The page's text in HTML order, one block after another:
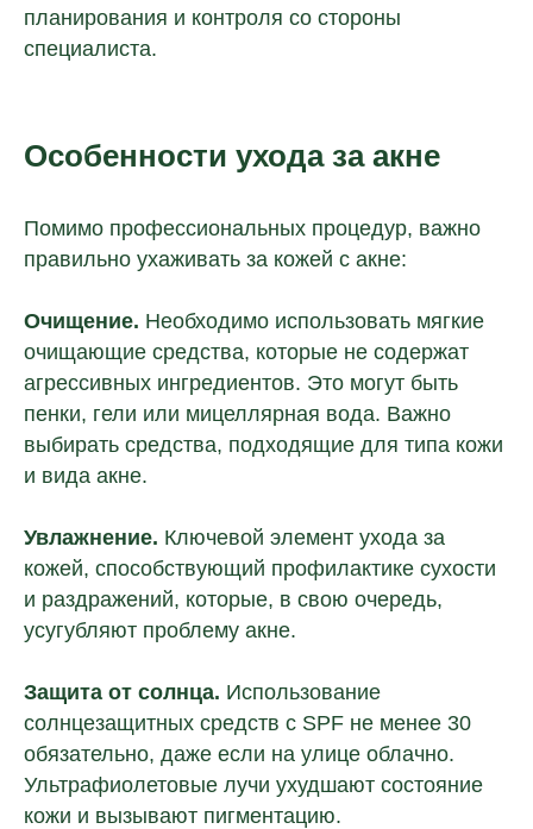
планирования и контроля со стороны
специалиста.
Особенности ухода за акне
Помимо профессиональных процедур, важно
правильно ухаживать за кожей с акне:
Очищение. Необходимо использовать мягкие
очищающие средства, которые не содержат
агрессивных ингредиентов. Это могут быть
пенки, гели или мицеллярная вода. Важно
выбирать средства, подходящие для типа кожи
и вида акне.
Увлажнение. Ключевой элемент ухода за
кожей, способствующий профилактике сухости
и раздражений, которые, в свою очередь,
усугубляют проблему акне.
Защита от солнца. Использование
солнцезащитных средств с SPF не менее 30
обязательно, даже если на улице облачно.
Ультрафиолетовые лучи ухудшают состояние
кожи и вызывают пигментацию.
Отправить